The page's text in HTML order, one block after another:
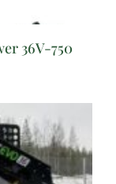
36V-750